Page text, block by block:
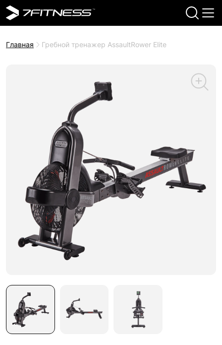
Главная Гребной тренажер AssaultRower Elite